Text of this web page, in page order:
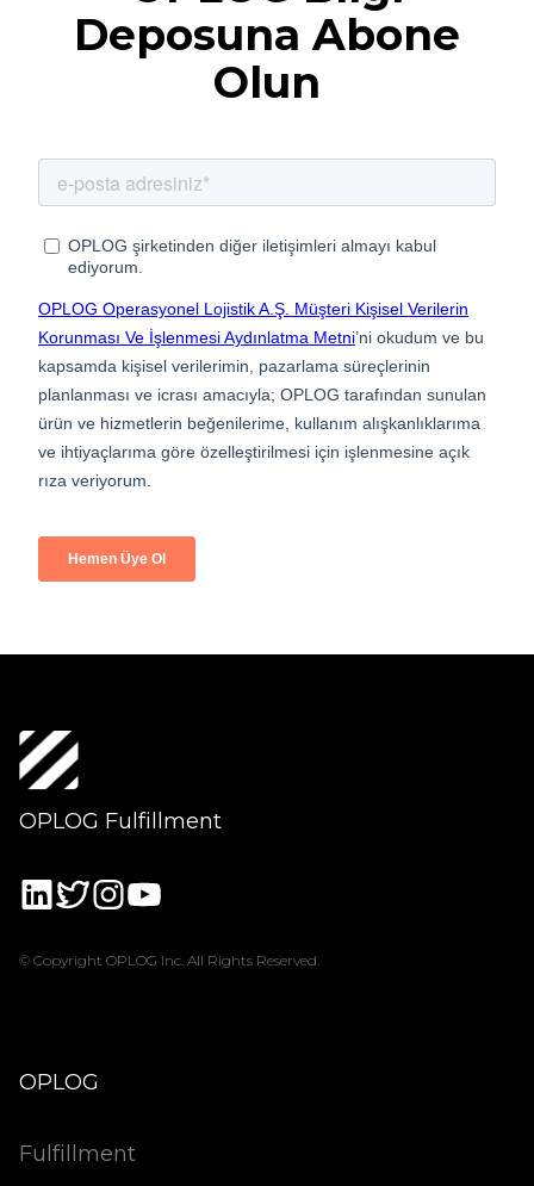
Deposuna Abone
Olun
OPLOG Fulfillment
© Copyright OPLOG Inc. All Rights Reserved.
OPLOG
Fulfillment